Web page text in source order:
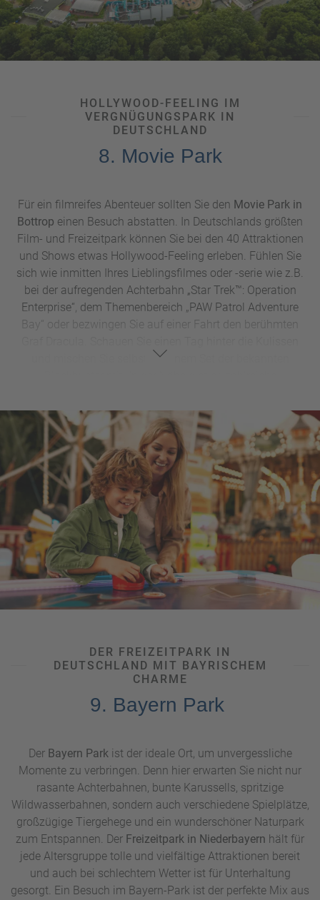
HOLLYWOOD-FEELING IM
VERGNÜGUNGSPARK IN
DEUTSCHLAND
8. Movie Park
Für ein filmreifes Abenteuer sollten Sie den Movie Park in
Bottrop einen Besuch abstatten. In Deutschlands größten
Film- und Freizeitpark können Sie bei den 40 Attraktionen
und Shows etwas Hollywood-Feeling erleben. Fühlen Sie
sich wie inmitten Ihres Lieblingsfilmes oder -serie wie z.B.
bei der aufregenden Achterbahn „Star Trek™: Operation
Enterprise“, dem Themenbereich „PAW Patrol Adventure
Bay“ oder bezwingen Sie auf einer Fahrt den berühmten
und mischen Sie selbst an einem Set der bekannten
Ferienparks. Bei einem Besuch im Movie Park
fühlen Sie
sich (einen Tag) wie ein Star.
DER FREIZEITPARK IN
DEUTSCHLAND MIT BAYRISCHEM
CHARME
9. Bayern Park
Der Bayern Parkist der ideale Ort, um unvergessliche
Momente zu verbringen. Denn hier erwarten Sie nicht nur
rasante Achterbahnen, bunte Karussells, spritzige
Wildwasserbahnen, sondern auch verschiedene Spielplätze,
großzügige Tiergehege und ein wunderschöner Naturpark
zum Entspannen. Der Freizeitpark in Niederbayern hält für
jede Altersgruppe tolle und vielfältige Attraktionen bereit
und auch bei schlechtem Wetter ist für Unterhaltung
gesorgt. Ein Besuch im Bayern-Park ist der perfekte Mix aus